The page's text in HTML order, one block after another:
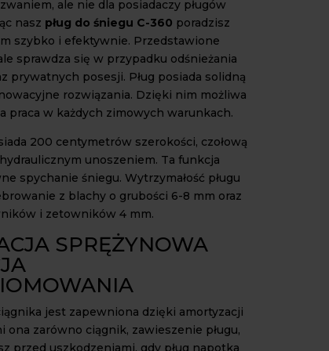
ale nie dla posiadaczy pługów
nasz pług do śniegu C-360 poradzisz
szybko i efektywnie. Przedstawione
sprawdza się w przypadku odśnieżania
prywatnych posesji. Pług posiada solidną
rozwiązania. Dzięki nim możliwa
praca w każdych zimowych warunkach.
200 centymetrów szerokości, czołową
unoszeniem. Ta funkcja
spychanie śniegu. Wytrzymałość pługu
z blachy o grubości 6-8 mm oraz
i zetowników 4 mm.
SPRĘŻYNOWA
jest zapewniona dzięki amortyzacji
ona zarówno ciągnik, zawieszenie pługu,
przed uszkodzeniami, gdy pług napotka